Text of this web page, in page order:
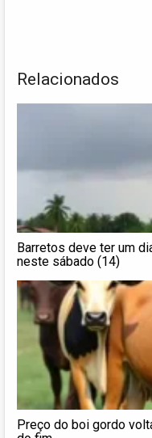
Relacionados
Barretos deve ter um
neste sábado (14)
Preço do boi gordo